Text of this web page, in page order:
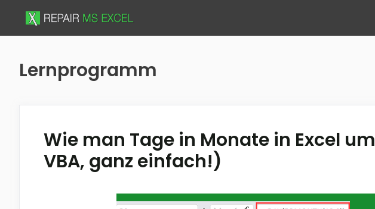
Lernprogramm
Wie man Tage in Monate in Excel
VBA, ganz einfach!)